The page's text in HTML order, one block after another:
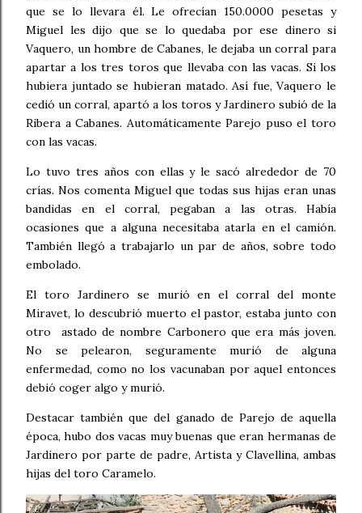
que se lo llevara él. Le ofrecían 150.0000 pesetas y
Miguel les dijo que se lo quedaba por ese dinero si
Vaquero, un hombre de Cabanes, le dejaba un corral para
apartar a los tres toros que llevaba con las vacas. Si los
hubiera juntado se hubieran matado. Así fue, Vaquero le
cedió un corral, apartó a los toros y Jardinero subió de la
Ribera a Cabanes. Automáticamente Parejo puso el toro
con las vacas.
Lo tuvo tres años con ellas y le sacó alrededor de 70
crías. Nos comenta Miguel que todas sus hijas eran unas
bandidas en el corral, pegaban a las otras. Había
ocasiones que a alguna necesitaba atarla en el camión.
También llegó a trabajarlo un par de años, sobre todo
embolado.
El toro Jardinero se murió en el corral del monte
Miravet, lo descubrió muerto el pastor, estaba junto con
otro astado de nombre Carbonero que era más joven.
No se pelearon, seguramente murió de alguna
enfermedad, como no los vacunaban por aquel entonces
debió coger algo y murió.
Destacar también que del ganado de Parejo de aquella
época, hubo dos vacas muy buenas que eran hermanas de
Jardinero por parte de padre, Artista y Clavellina, ambas
hijas del toro Caramelo.